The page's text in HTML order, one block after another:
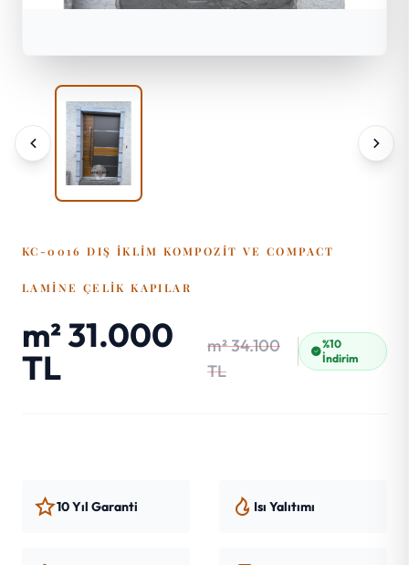
KC-0016 DIŞ İKLIM KOMPOZIT VE COMPACT
LAMINE ÇELIK KAPILAR
m² 31.000
TL
m² 34.100
TL
%10
İndirim
10 Yıl Garanti Isı Yalıtımı